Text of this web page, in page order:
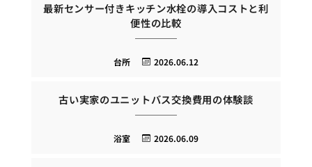
最新センサー付きキッチン水栓の導入コストと利
便性の比較
2026.06.12
台所
古い実家のユニットバス交換費用の体験談
2026.06.09
浴室